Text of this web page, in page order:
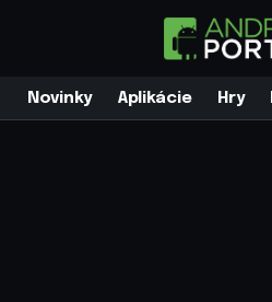
Novinky Aplikácie Hry